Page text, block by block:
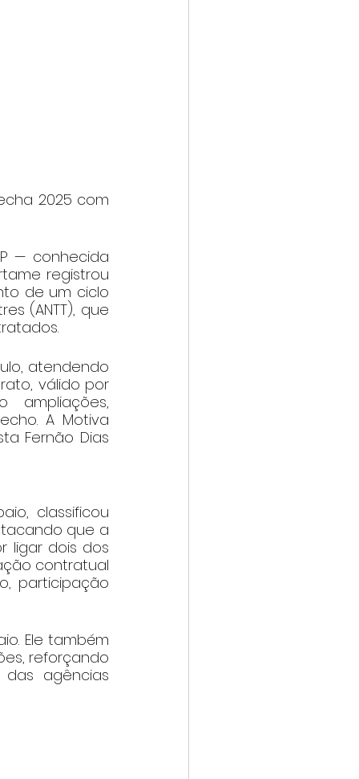
2025 com
— conhecida
registrou
de um ciclo
(ANTT), que
atendendo
válido por
ampliações,
A Motiva
Fernão Dias
classificou
que a
ligar dois dos
contratual
participação
Ele também
reforçando
agências